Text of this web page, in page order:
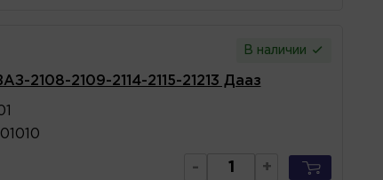
В наличии
2108-2109-2114-2115-21213 Дааз
- +